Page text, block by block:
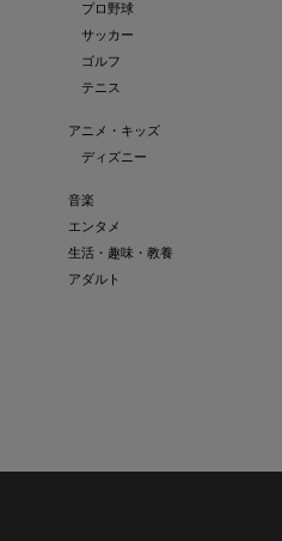
プロ野球
サッカー
ゴルフ
テニス
アニメ・キッズ
ディズニー
音楽
エンタメ
生活・趣味・教養
アダルト